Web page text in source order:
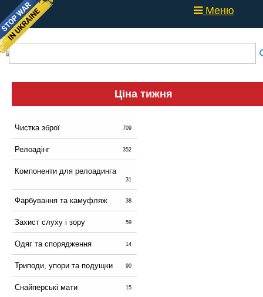
Меню
Ціна тижня
Чистка зброї 709
Релоадінг 352
Компоненти для релоадинга
31
Фарбування та камуфляж 38
Захист слуху і зору 59
Одяг та спорядження 14
Триподи, упори та подущки 90
Снайперські мати 15